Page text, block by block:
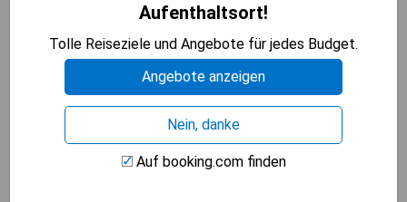
Bachleda Luxury Hotel Krakow
MGallery Hotel Collection
Aufenthaltsort!
Tolle Reiseziele und Angebote für jedes Budget.
Angebote anzeigen
Nein, danke
Auf booking.com finden